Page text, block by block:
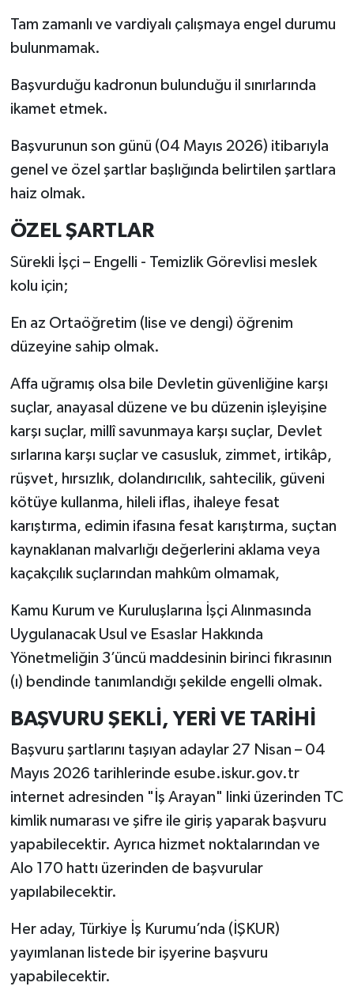
Tam zamanlı ve vardiyalı çalışmaya engel durumu
bulunmamak.
Başvurduğu kadronun bulunduğu il sınırlarında
ikamet etmek.
Başvurunun son günü (04 Mayıs 2026) itibarıyla
genel ve özel şartlar başlığında belirtilen şartlara
haiz olmak.
ÖZEL ŞARTLAR
Sürekli İşçi – Engelli - Temizlik Görevlisi meslek
kolu için;
En az Ortaöğretim (lise ve dengi) öğrenim
düzeyine sahip olmak.
Affa uğramış olsa bile Devletin güvenliğine karşı
suçlar, anayasal düzene ve bu düzenin işleyişine
karşı suçlar, millî savunmaya karşı suçlar, Devlet
sırlarına karşı suçlar ve casusluk, zimmet, irtikâp,
rüşvet, hırsızlık, dolandırıcılık, sahtecilik, güveni
kötüye kullanma, hileli iflas, ihaleye fesat
karıştırma, edimin ifasına fesat karıştırma, suçtan
kaynaklanan malvarlığı değerlerini aklama veya
kaçakçılık suçlarından mahkûm olmamak,
Kamu Kurum ve Kuruluşlarına İşçi Alınmasında
Uygulanacak Usul ve Esaslar Hakkında
Yönetmeliğin 3’üncü maddesinin birinci fıkrasının
(ı) bendinde tanımlandığı şekilde engelli olmak.
BAŞVURU ŞEKLİ, YERİ VE TARİHİ
Başvuru şartlarını taşıyan adaylar 27 Nisan – 04
Mayıs 2026 tarihlerinde esube.iskur.gov.tr
internet adresinden "İş Arayan" linki üzerinden TC
kimlik numarası ve şifre ile giriş yaparak başvuru
yapabilecektir. Ayrıca hizmet noktalarından ve
Alo 170 hattı üzerinden de başvurular
yapılabilecektir.
Her aday, Türkiye İş Kurumu’nda (İŞKUR)
yayımlanan listede bir işyerine başvuru
yapabilecektir.